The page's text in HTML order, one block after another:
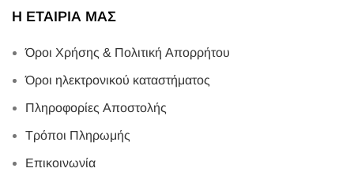
Η ΕΤΑΙΡΙΑ ΜΑΣ
Όροι Χρήσης & Πολιτική Απορρήτου
Όροι ηλεκτρονικού καταστήματος
Πληροφορίες Αποστολής
Τρόποι Πληρωμής
Επικοινωνία